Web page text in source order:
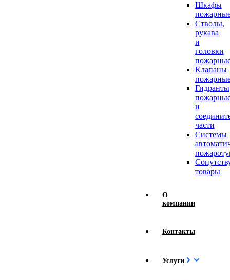
Шкафы
Стволы,
рукава
и
головки
Клапаны
Гидранты
и
части
Системы
товары
О
компании
Контакты
Услуги